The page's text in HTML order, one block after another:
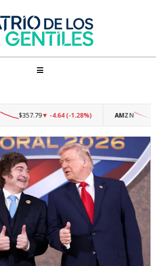
$357.79▼ -4.64 (-1.28%) AMZN